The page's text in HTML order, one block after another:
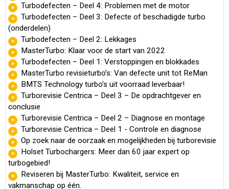
Turbodefecten – Deel 4: Problemen met de motor
Turbodefecten – Deel 3: Defecte of beschadigde turbo
(onderdelen)
Turbodefecten – Deel 2: Lekkages
MasterTurbo: Klaar voor de start van 2022
Turbodefecten – Deel 1: Verstoppingen en blokkades
MasterTurbo revisieturbo’s: Van defecte unit tot ReMan
BMTS Technology turbo’s uit voorraad leverbaar!
Turborevisie Centrica – Deel 3 – De opdrachtgever en
conclusie
Turborevisie Centrica – Deel 2 – Diagnose en montage
Turborevisie Centrica – Deel 1 - Controle en diagnose
Op zoek naar de oorzaak en mogelijkheden bij turborevisie
Holset Turbochargers: Meer dan 60 jaar expert op
turbogebied!
Reviseren bij MasterTurbo: Kwaliteit, service en
vakmanschap op één.